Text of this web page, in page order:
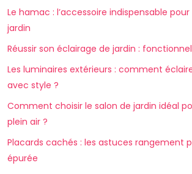
Le hamac : l’accessoire indispensable
jardin
Réussir son éclairage de jardin :
Les luminaires extérieurs : comment
avec style ?
Comment choisir le salon de jardin idéal
plein air ?
Placards cachés : les astuces rangement
épurée